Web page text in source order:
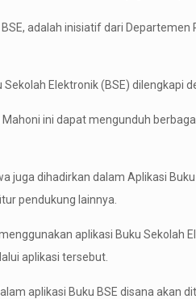
adalah inisiatif dari
Elektronik (BSE)
Mahoni ini dapat mengunduh
juga dihadirkan dalam Aplikasi
pendukung lainnya.
aplikasi Buku Sekolah
aplikasi tersebut.
aplikasi Buku BSE disana akan